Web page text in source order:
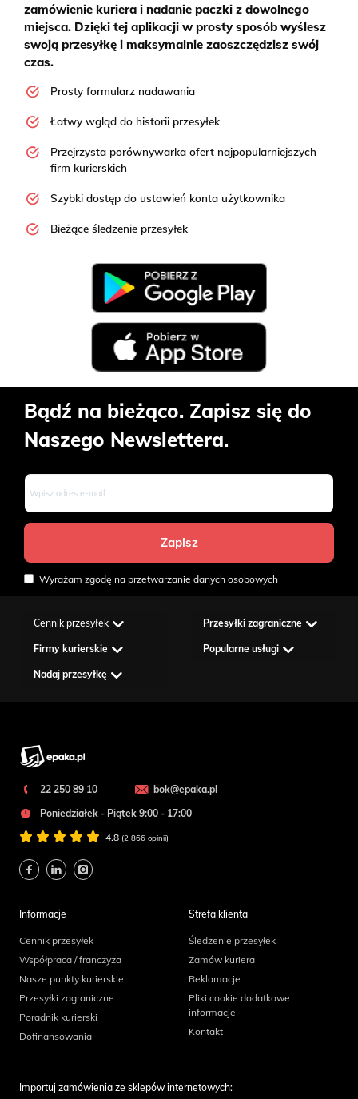
zamówienie kuriera i nadanie paczki z dowolnego
miejsca. Dzięki tej aplikacji w prosty sposób wyślesz
swoją przesyłkę i maksymalnie zaoszczędzisz swój
czas.
Prosty formularz nadawania
Łatwy wgląd do historii przesyłek
Przejrzysta porównywarka ofert najpopularniejszych
firm kurierskich
Szybki dostęp do ustawień konta użytkownika
Bieżące śledzenie przesyłek
Bądź na bieżąco. Zapisz się do
Naszego Newslettera.
Wyrażam zgodę na przetwarzanie danych osobowych
Cennik przesyłek Przesyłki zagraniczne
Firmy kurierskie Popularne usługi
Nadaj przesyłkę
22 250 89 10
bok@epaka.pl
Poniedziałek - Piątek 9:00 - 17:00
4.8 (2 866 opinii)
Informacje
Cennik przesyłek
Współpraca / franczyza
Nasze punkty kurierskie
Przesyłki zagraniczne
Poradnik kurierski
Dofinansowania
Strefa klienta
Śledzenie przesyłek
Zamów kuriera
Reklamacje
Pliki cookie dodatkowe
informacje
Kontakt
Importuj zamówienia ze sklepów internetowych: